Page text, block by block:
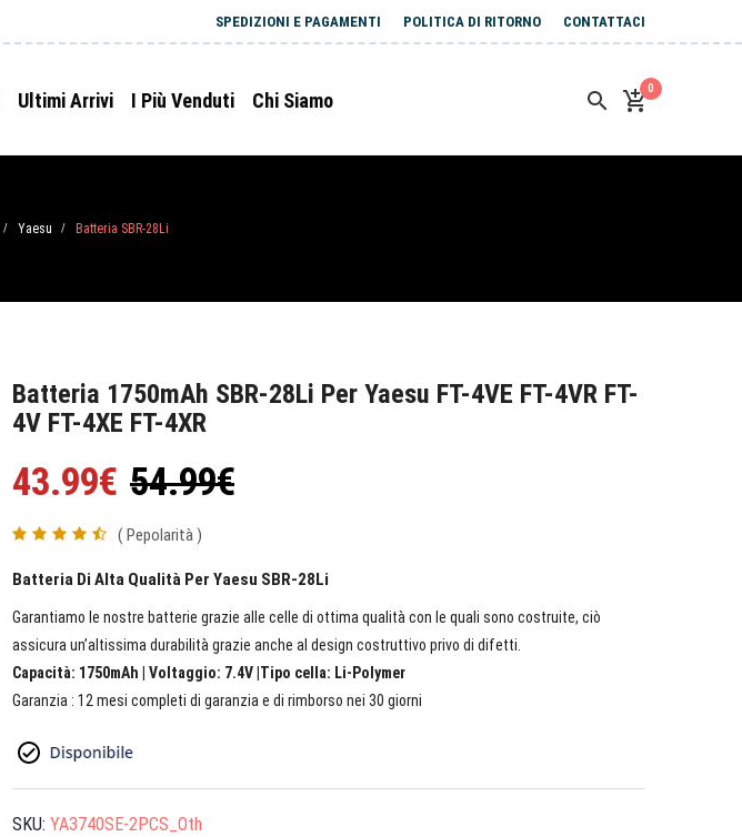
SPEDIZIONI E PAGAMENTI POLITICA DI RITORNO CONTATTACI
Ultimi Arrivi I Più Venduti Chi Siamo
0
/ Yaesu / Batteria SBR-28Li
Batteria 1750mAh SBR-28Li Per Yaesu FT-4VE FT-4VR FT-
4V FT-4XE FT-4XR
43.99€ 54.99€
( Pepolarità )
Batteria Di Alta Qualità Per Yaesu SBR-28Li
Garantiamo le nostre batterie grazie alle celle di ottima qualità con le quali sono costruite, ciò
assicura un’altissima durabilità grazie anche al design costruttivo privo di difetti.
Capacità: 1750mAh | Voltaggio: 7.4V |Tipo cella: Li-Polymer
Garanzia : 12 mesi completi di garanzia e di rimborso nei 30 giorni
SKU: YA3740SE-2PCS_Oth